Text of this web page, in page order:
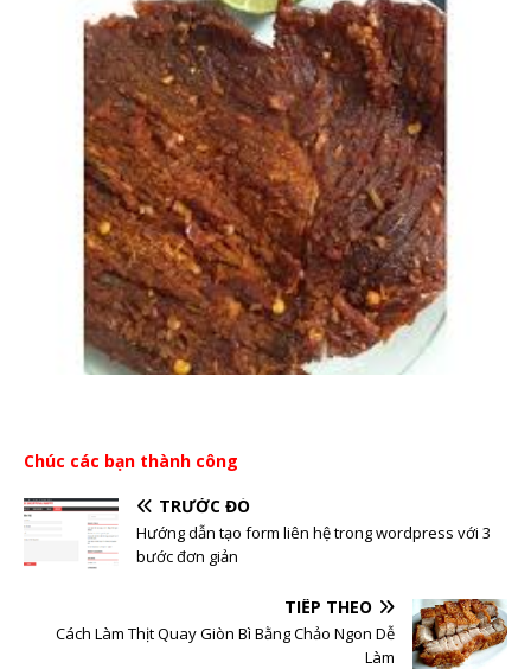
Chúc các bạn thành công
TRƯỚC ĐÓ
Hướng dẫn tạo form liên hệ trong wordpress với 3
bước đơn giản
TIẾP THEO
Cách Làm Thịt Quay Giòn Bì Bằng Chảo Ngon Dễ
Làm